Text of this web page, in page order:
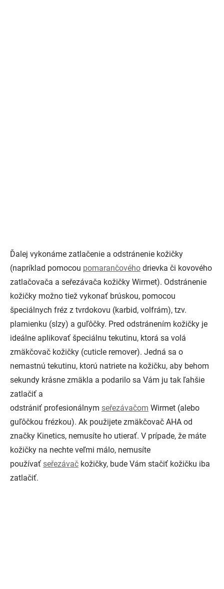
Ďalej vykonáme zatlačenie a odstránenie kožičky
(napríklad pomocou pomarančového drievka či kovového
zatlačovača a seřezávača kožičky Wirmet). Odstránenie
kožičky možno tiež vykonať brúskou, pomocou
špeciálnych fréz z tvrdokovu (karbid, volfrám), tzv.
plamienku (slzy) a guľôčky. Pred odstránením kožičky je
ideálne aplikovať špeciálnu tekutinu, ktorá sa volá
zmäkčovač kožičky (cuticle remover). Jedná sa o
nemastnú tekutinu, ktorú natriete na kožičku, aby behom
sekundy krásne zmäkla a podarilo sa Vám ju tak ľahšie
zatlačiť a
odstrániť profesionálnym seřezávačom Wirmet (alebo
guľôčkou frézkou). Ak použijete zmäkčovač AHA od
značky Kinetics, nemusíte ho utierať. V prípade, že máte
kožičky na nechte veľmi málo, nemusíte
používať seřezávač kožičky, bude Vám stačiť kožičku iba
zatlačiť.